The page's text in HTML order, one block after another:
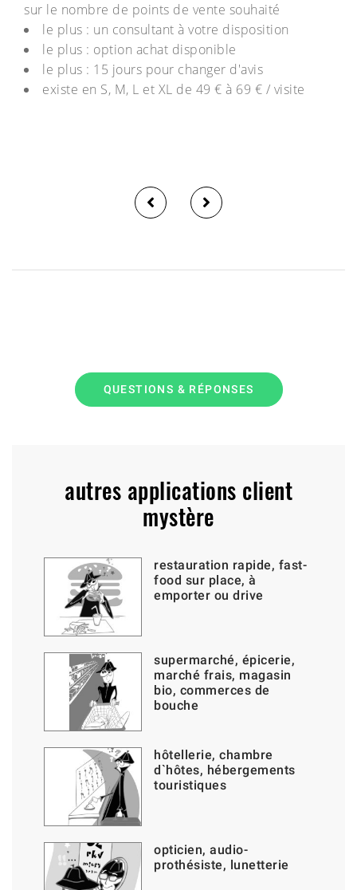
sur le nombre de points de vente souhaité
le plus : un consultant à votre disposition
le plus : option achat disponible
le plus : 15 jours pour changer d'avis
existe en S, M, L et XL de 49 € à 69 € / visite
QUESTIONS & RÉPONSES
autres applications client
mystère
restauration rapide, fast-
food sur place, à
emporter ou drive
supermarché, épicerie,
marché frais, magasin
bio, commerces de
bouche
hôtellerie, chambre
d`hôtes, hébergements
touristiques
opticien, audio-
prothésiste, lunetterie